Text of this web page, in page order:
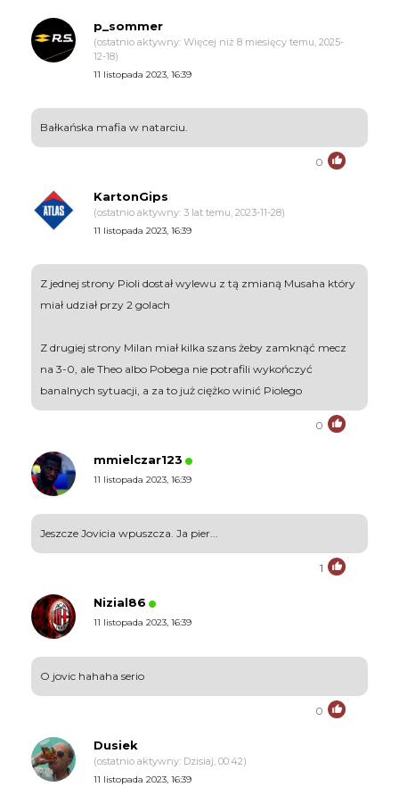
p_sommer
(ostatnio aktywny: Więcej niż 8 miesięcy temu, 2025-
12-18)
11 listopada 2023, 16:39
Bałkańska mafia w natarciu.
0
KartonGips
(ostatnio aktywny: 3 lat temu, 2023-11-28)
11 listopada 2023, 16:39
Z jednej strony Pioli dostał wylewu z tą zmianą Musaha który
miał udział przy 2 golach
Z drugiej strony Milan miał kilka szans żeby zamknąć mecz
na 3-0, ale Theo albo Pobega nie potrafili wykończyć
banalnych sytuacji, a za to już ciężko winić Piolego
0
mmielczar123
11 listopada 2023, 16:39
Jeszcze Jovicia wpuszcza. Ja pier...
1
Nizial86
11 listopada 2023, 16:39
O jovic hahaha serio
0
Dusiek
(ostatnio aktywny: Dzisiaj, 00:42)
11 listopada 2023, 16:39